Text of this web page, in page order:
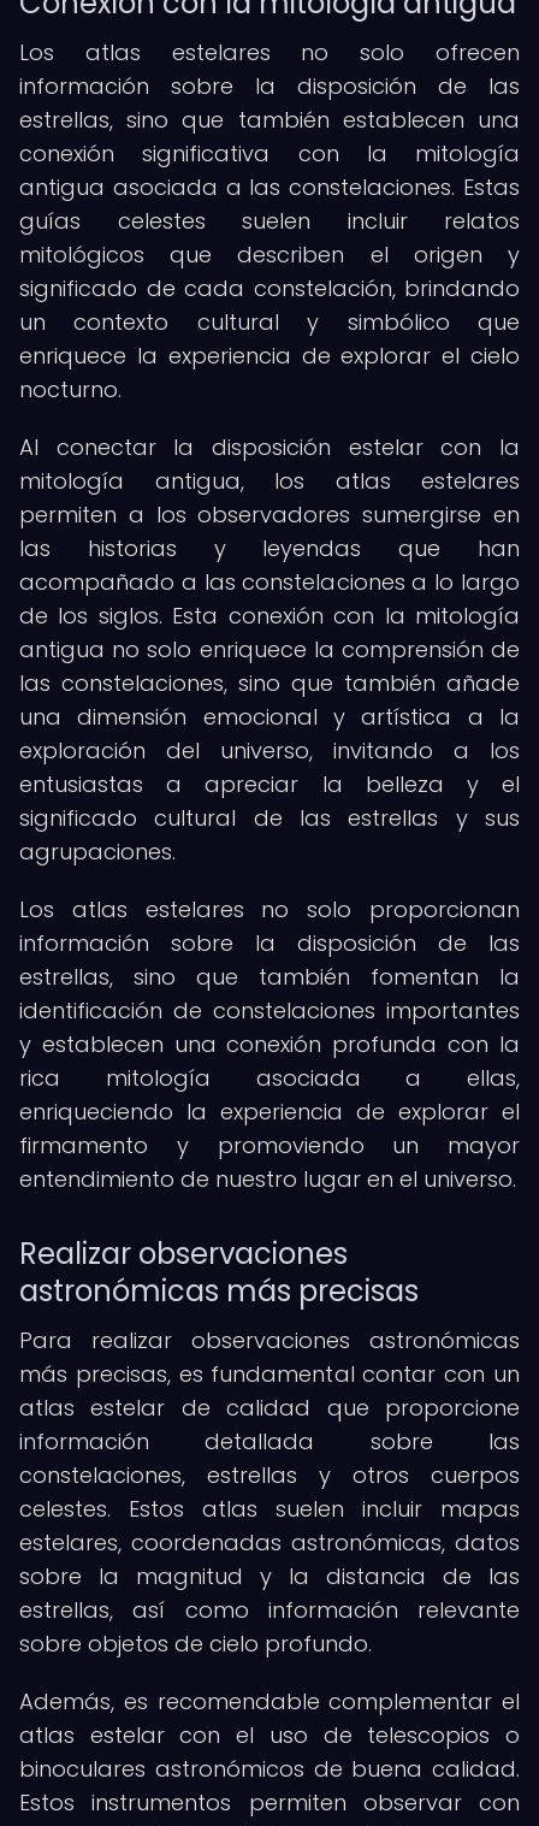
Los atlas estelares no solo ofrecen
información sobre la disposición de las
estrellas, sino que también establecen una
conexión significativa con la mitología
antigua asociada a las constelaciones. Estas
guías celestes suelen incluir relatos
mitológicos que describen el origen y
significado de cada constelación, brindando
un contexto cultural y simbólico que
enriquece la experiencia de explorar el cielo
nocturno.
Al conectar la disposición estelar con la
mitología antigua, los atlas estelares
permiten a los observadores sumergirse en
las historias y leyendas que han
acompañado a las constelaciones a lo largo
de los siglos. Esta conexión con la mitología
antigua no solo enriquece la comprensión de
las constelaciones, sino que también añade
una dimensión emocional y artística a la
exploración del universo, invitando a los
entusiastas a apreciar la belleza y el
significado cultural de las estrellas y sus
agrupaciones.
Los atlas estelares no solo proporcionan
información sobre la disposición de las
estrellas, sino que también fomentan la
identificación de constelaciones importantes
y establecen una conexión profunda con la
rica mitología asociada a ellas,
enriqueciendo la experiencia de explorar el
firmamento y promoviendo un mayor
entendimiento de nuestro lugar en el universo.
Realizar observaciones
astronómicas más precisas
Para realizar observaciones astronómicas
más precisas, es fundamental contar con un
atlas estelar de calidad que proporcione
información detallada sobre las
constelaciones, estrellas y otros cuerpos
celestes. Estos atlas suelen incluir mapas
estelares, coordenadas astronómicas, datos
sobre la magnitud y la distancia de las
estrellas, así como información relevante
sobre objetos de cielo profundo.
Además, es recomendable complementar el
atlas estelar con el uso de telescopios o
binoculares astronómicos de buena calidad.
Estos instrumentos permiten observar con